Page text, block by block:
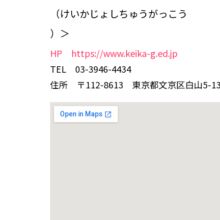
（けいかじょしちゅうがっこう
）＞
HP https://www.keika-g.ed.jp
TEL 03-3946-4434
住所 〒112-8613 東京都文京区白山5-